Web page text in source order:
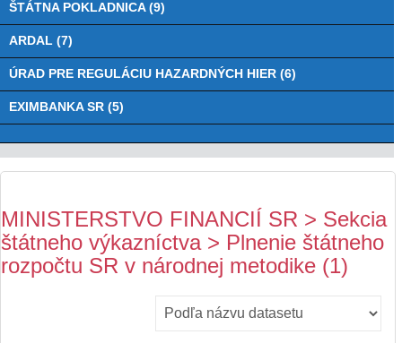
ŠTÁTNA POKLADNICA (9)
ARDAL (7)
ÚRAD PRE REGULÁCIU HAZARDNÝCH HIER (6)
EXIMBANKA SR (5)
MINISTERSTVO FINANCIÍ SR > Sekcia
štátneho výkazníctva > Plnenie štátneho
rozpočtu SR v národnej metodike (1)